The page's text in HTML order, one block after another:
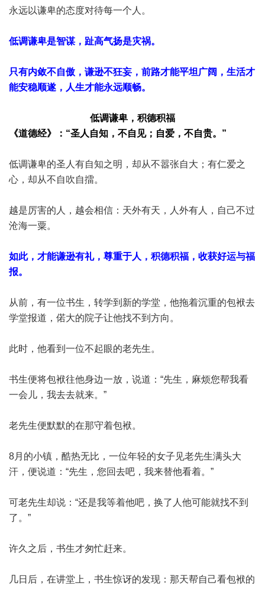
永远以谦卑的态度对待每一个人。
低调谦卑是智谋，趾高气扬是灾祸。
只有内敛不自傲，谦逊不狂妄，前路才能平坦广阔，生活才
能安稳顺遂，人生才能永远顺畅。
低调谦卑，积德积福
《道德经》：“圣人自知，不自见；自爱，不自贵。”
低调谦卑的圣人有自知之明，却从不嚣张自大；有仁爱之
心，却从不自吹自擂。
越是厉害的人，越会相信：天外有天，人外有人，自己不过
沧海一粟。
如此，才能谦逊有礼，尊重于人，积德积福，收获好运与福
报。
从前，有一位书生，转学到新的学堂，他拖着沉重的包袱去
学堂报道，偌大的院子让他找不到方向。
此时，他看到一位不起眼的老先生。
书生便将包袱往他身边一放，说道：“先生，麻烦您帮我看
一会儿，我去去就来。”
老先生便默默的在那守着包袱。
8月的小镇，酷热无比，一位年轻的女子见老先生满头大
汗，便说道：“先生，您回去吧，我来替他看着。”
可老先生却说：“还是我等着他吧，换了人他可能就找不到
了。”
许久之后，书生才匆忙赶来。
几日后，在讲堂上，书生惊讶的发现：那天帮自己看包袱的